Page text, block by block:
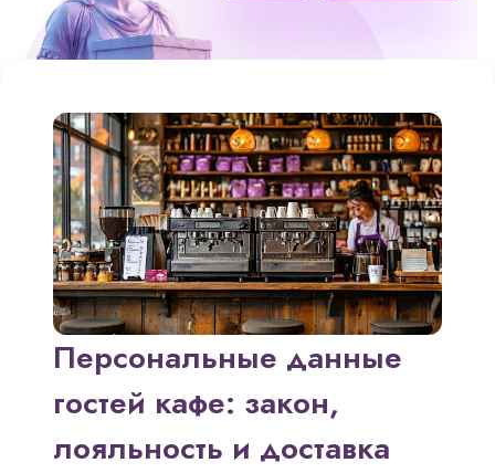
Персональные данные
гостей кафе: закон,
лояльность и доставка